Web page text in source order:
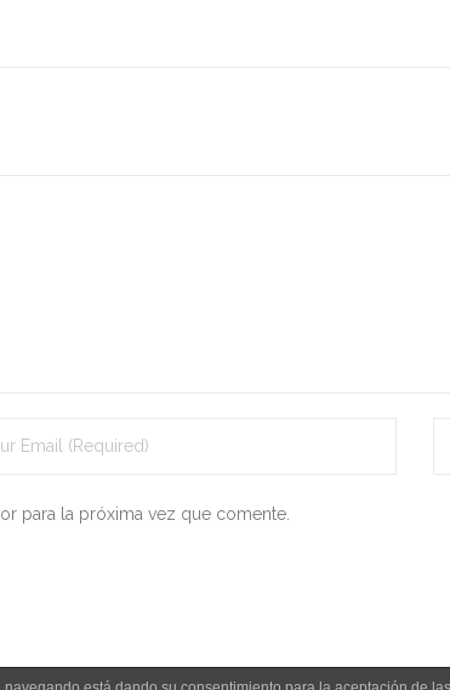
para la próxima vez que comente.